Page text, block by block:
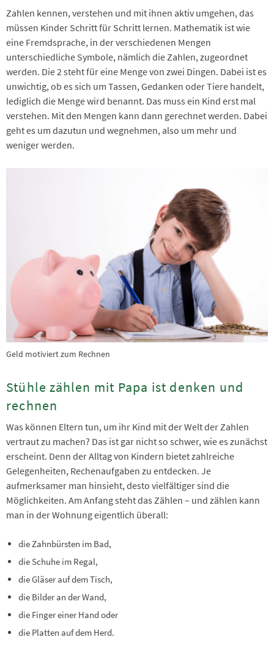
Zahlen kennen, verstehen und mit ihnen aktiv umgehen, das
müssen Kinder Schritt für Schritt lernen. Mathematik ist wie
eine Fremdsprache, in der verschiedenen Mengen
unterschiedliche Symbole, nämlich die Zahlen, zugeordnet
werden. Die 2 steht für eine Menge von zwei Dingen. Dabei ist es
unwichtig, ob es sich um Tassen, Gedanken oder Tiere handelt,
lediglich die Menge wird benannt. Das muss ein Kind erst mal
verstehen. Mit den Mengen kann dann gerechnet werden. Dabei
geht es um dazutun und wegnehmen, also um mehr und
weniger werden.
Geld motiviert zum Rechnen
Stühle zählen mit Papa ist denken und
rechnen
Was können Eltern tun, um ihr Kind mit der Welt der Zahlen
vertraut zu machen? Das ist gar nicht so schwer, wie es zunächst
erscheint. Denn der Alltag von Kindern bietet zahlreiche
Gelegenheiten, Rechenaufgaben zu entdecken. Je
aufmerksamer man hinsieht, desto vielfältiger sind die
Möglichkeiten. Am Anfang steht das Zählen – und zählen kann
man in der Wohnung eigentlich überall:
die Zahnbürsten im Bad,
die Schuhe im Regal,
die Gläser auf dem Tisch,
die Bilder an der Wand,
die Finger einer Hand oder
die Platten auf dem Herd.